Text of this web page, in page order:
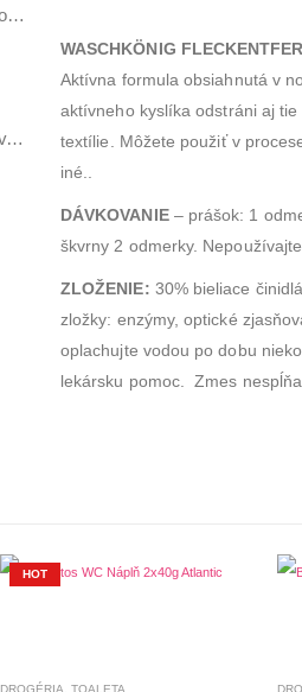
WASCHKÖNIG
Aktívna formula obsiahnutá v
aktívneho kyslíka odstráni aj
textílie. Môžete použiť v
iné..
DÁVKOVANIE– prášok: 1
škvrny 2 odmerky.
ZLOŽENIE: 30% bieliace
zložky: enzýmy, optické
oplachujte vodou po dobu
lekársku pomoc. Zmes
Glanz Meister tekutý prostriedok na umývanie skiel a zrkadiel 1 l antipara
DADA vlhčený splachovací toaletný papier s vôňou banána 60 ks
0 z 5
2.65 €
1.40 €
HOT
DROGÉRIA, TOALETA